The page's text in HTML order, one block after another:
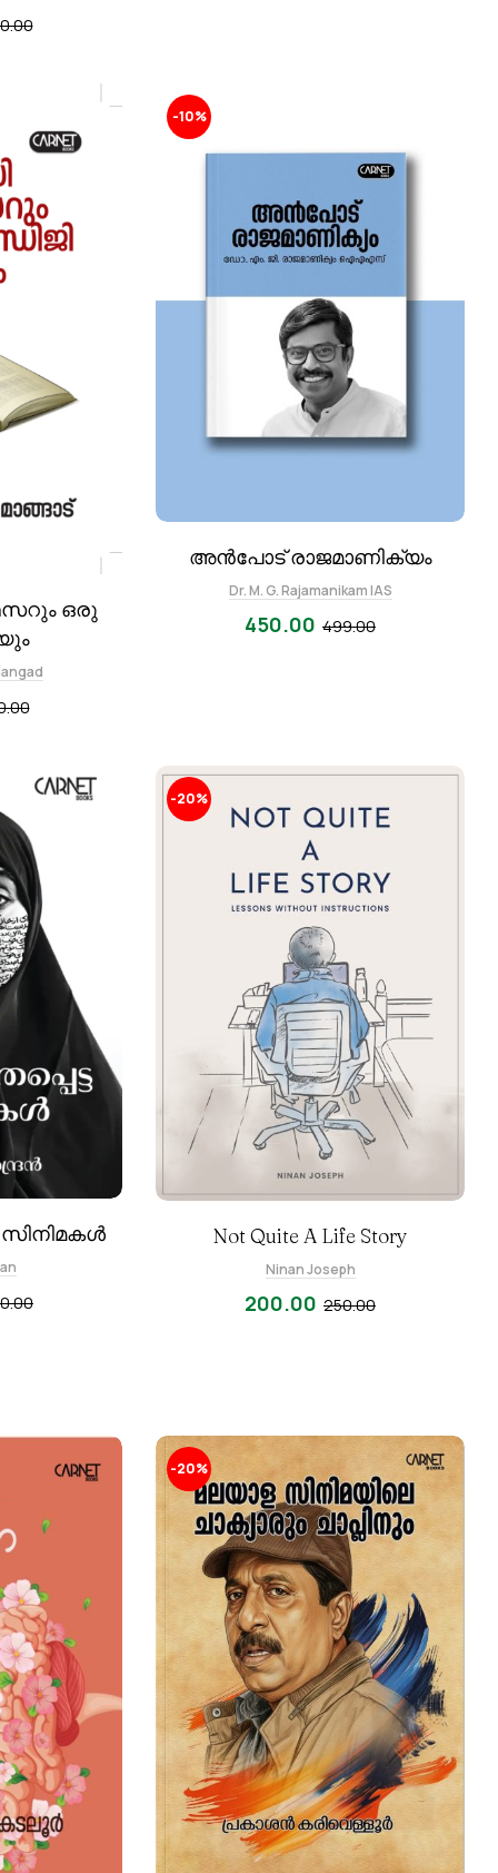
ഒരു
-10%
അൻപോട് രാജമാണിക്യം
Dr. M. G. Rajamanikam IAS
499.00
450.00
സിനിമകൾ
-20%
Not Quite A Life Story
Ninan Joseph
250.00
200.00
-20%